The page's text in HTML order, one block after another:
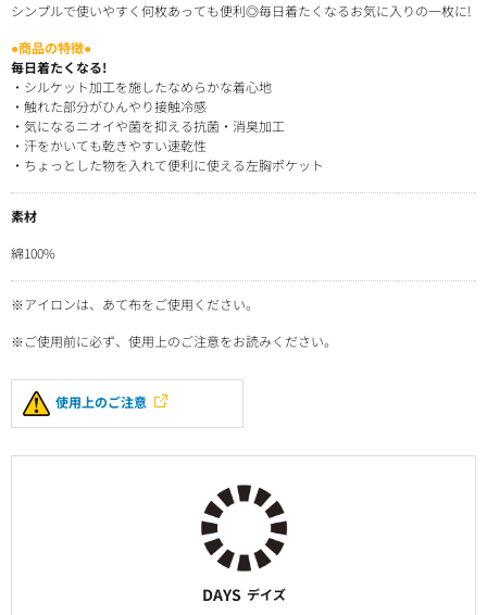
シンプルで使いやすく何枚あっても便利◎毎日着たくなるお気に入りの一枚に!
●商品の特徴●
毎日着たくなる!
・シルケット加工を施したなめらかな着心地
・触れた部分がひんやり接触冷感
・気になるニオイや菌を抑える抗菌・消臭加工
・汗をかいても乾きやすい速乾性
・ちょっとした物を入れて便利に使える左胸ポケット
素材
綿100%
※アイロンは、あて布をご使用ください。
※ご使用前に必ず、使用上のご注意をお読みください。
使用上のご注意
DAYS デイズ